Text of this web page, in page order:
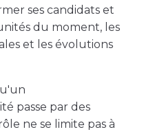
ses candidats et
du moment, les
et les évolutions
passe par des
ne se limite pas à